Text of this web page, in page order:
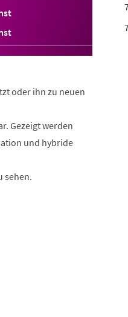
oder ihn zu neuen
Gezeigt werden
und hybride
sehen.